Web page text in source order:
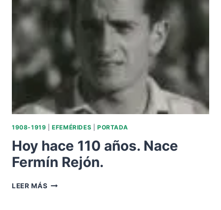
REGLAMENTO
REAL
BALOMPIÉ.
1908-1919 |EFEMÉRIDES PORTADA
Hoy hace 110 años. Nace
Fermín Rejón.
LEER MÁS HOY